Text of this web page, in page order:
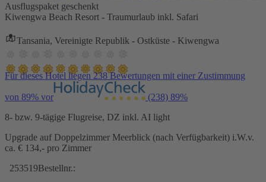
Ausflugspaket geschenkt
Kiwengwa Beach Resort - Traumurlaub inkl. Safari
Tansania, Vereinigte Republik - Ostküste - Kiwengwa
Für dieses Hotel liegen 238 Bewertungen mit einer Zustimmung
von 89% vor (238) 89%
8- bzw. 9-tägige Flugreise, DZ inkl. AI light
Upgrade auf Doppelzimmer Meerblick (nach Verfügbarkeit) i.W.v.
ca. € 134,- pro Zimmer
253519Bestellnr.: